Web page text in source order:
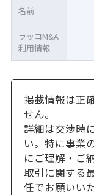
名前
ラッコM&A
利用情報
掲載情報は正
せん。
詳細は交渉時
い。特に事業
にご理解・ご
取引に関する
任でお願いい